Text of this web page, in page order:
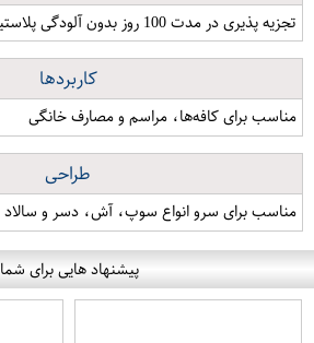
تجزیه پذیری در مدت 100 روز بدون آلودگی پلاستیکی
کاربردها
مناسب برای کافه‌ها، مراسم و مصارف خانگی
طراحی
مناسب برای سرو انواع سوپ، آش، دسر و سالاد
پیشنهاد هایی برای شما